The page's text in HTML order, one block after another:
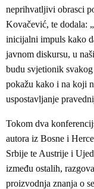
neprihvatljivi obrasci
Kovačević, te dodala:
inicijalni impuls kako
javnom diskursu, u
budu svjetionik
pokažu kako i na koji
uspostavljanje
Tokom dva
autora iz Bosne i
Srbije te Austrije i
između ostalih,
proizvodnja znanja o